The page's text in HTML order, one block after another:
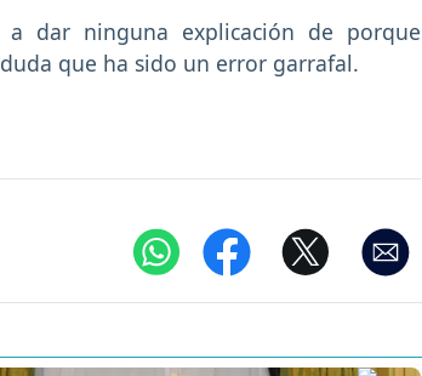
dar ninguna explicación de porque
que ha sido un error garrafal.